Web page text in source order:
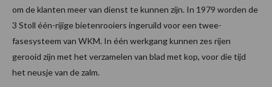
om de klanten meer van dienst te kunnen zijn. In 1979 worden de
3 Stoll één-rijige bietenrooiers ingeruild voor een twee-
fasesysteem van WKM. In één werkgang kunnen zes rijen
gerooid zijn met het verzamelen van blad met kop, voor die tijd
het neusje van de zalm.